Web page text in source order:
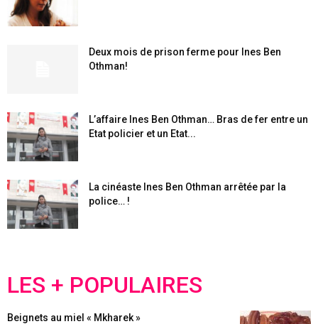
Deux mois de prison ferme pour Ines Ben
Othman!
L’affaire Ines Ben Othman… Bras de fer entre un
Etat policier et un Etat...
La cinéaste Ines Ben Othman arrêtée par la
police… !
LES + POPULAIRES
Beignets au miel « Mkharek »